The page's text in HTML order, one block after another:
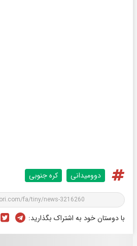
دوومیدانی کره جنوبی
با دوستان خود به اشتراک بگذارید: